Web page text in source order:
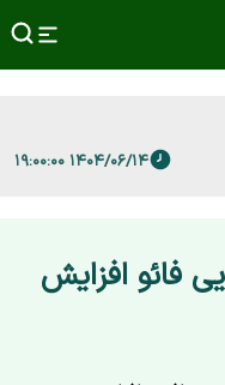
۱۴۰۴/۰۶/۱۴ ۱۹:۰۰:۰۰
فائو افزایش